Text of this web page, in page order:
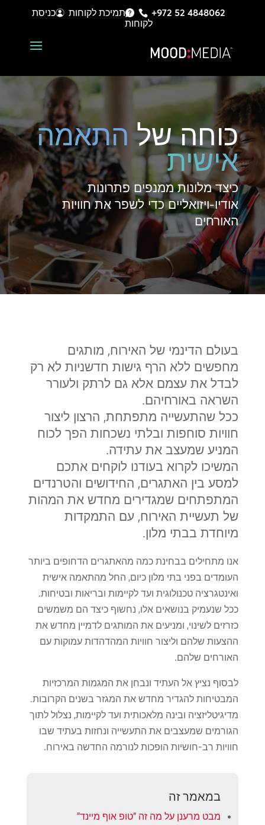
+972 52 4848062 תמיכת לקוחות
כניסת
לקוחות
כוחה שלהתאמה
אישית
כיצד מלונות ממנפים פתרונות
אודיו-ויזואליים כדי לשפר את חוויות
האורחים
בעולם הדינמי של האירוח, מותגים
מחפשים ללא הרף גישות חדשניות לא רק
לבדל את עצמם אלא גם לרתק ולעורר
השראה באורחיהם.
ככל שהתעשייה מתפתחת, הרצון ליצור
חוויות סוחפות ובלתי נשכחות הפך לכוח
המניע שמעצב את עתידה.
המשיכו לקרוא בעודנו לוקחים אתכם
למסע בין האתגרים, החידושים והטרנדים
המתפתחים שמגדירים מחדש את המהות
של תעשיית האירוח, עם התמקדות
מיוחדת בבתי מלון.
אנו מתחילים בבחינת כמה מהאתגרים הדחופים ביותר
העומדים בפני בתי מלון כיום, החל מהתאמה אישית
ואינטגרציה טכנולוגית ועד לקיימות ובריאות ובטיחות.
ככל שנעמיק בנושאים אלו, נחשוף כיצד הם משמשים
כזרזים לשינוי, ומניעים את המותגים לדמיין מחדש את
ההצעות שלהם וליצור חוויות המהדהדות עמוקות עם
האורחים שלהם.
לבסוף נציץ אל העתיד ונבחן את המגמות המרכזיות
המבטיחות להגדיר מחדש את המגזר בשנים הקרובות.
מדיגיטליזציה ובינה מלאכותית ועד לקיימות, נצלול לתוך
הגורמים שמעצבים את התעשייה ונחזות בעתיד שבו
חוויות רב-חושיות הופכות לנורמה החדשה באירוח.
במאמר זה
מבט מרענן על מה זה "טופ אוף מיינד"